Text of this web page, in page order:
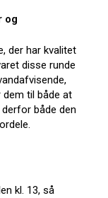
og
der har kvalitet
disse runde
dem til både at
både den
kl. 13, så